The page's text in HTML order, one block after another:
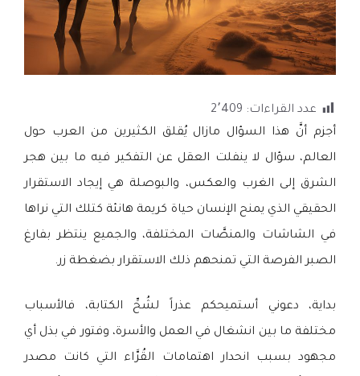
عدد القراءات: 2٬409
أجزم أنَّ هذا السؤال مازال يُقلق الكثيرين من العرب حول
العالم، سؤال لا ينفلت العقل عن التفكير فيه ما بين هجر
الشرق إلى الغرب والعكس، والبوصلة هي إيجاد الاستقرار
الحقيقي الذي يمنح الإنسان حياة كريمة هانئة كتلك التي نراها
في الشاشات والمنصَّات المختلفة، والجميع ينتظر بفارغ
الصبر الفرصة التي تمنحهم ذلك الاستقرار بضغطة زر.
بداية، دعوني أستميحكم عذراً لشُحِّ الكتابة، فالأسباب
مختلفة ما بين انشغال في العمل والأسرة، وفتور في بذل أي
مجهود بسبب انحدار اهتمامات القُرَّاء التي كانت مصدر